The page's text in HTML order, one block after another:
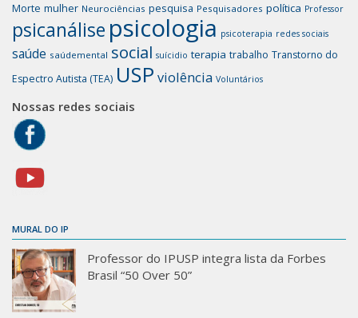
Morte mulher Neurociências pesquisa Pesquisadores política Professor
psicanálise psicologia psicoterapia redes sociais
saúde saúdemental social suícidio terapia trabalho Transtorno do
Espectro Autista (TEA) USP violência Voluntários
Nossas redes sociais
MURAL DO IP
Professor do IPUSP integra lista da Forbes
Brasil “50 Over 50”